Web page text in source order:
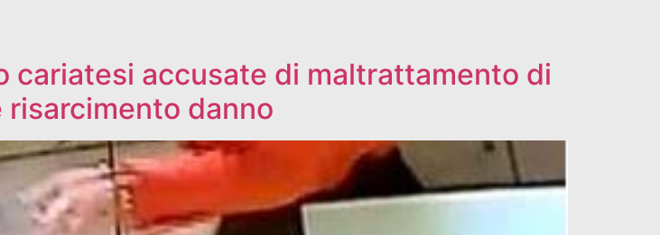
cariatesi accusate di maltrattamento di
danno